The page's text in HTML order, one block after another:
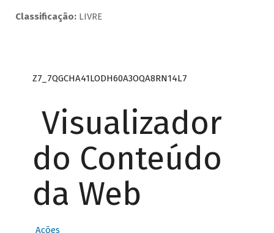
Classificação:LIVRE
Z7_7QGCHA41LODH60A3OQA8RN14L7
Visualizador
do Conteúdo
da Web
Ações